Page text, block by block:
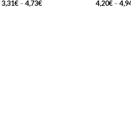
3,31€ –4,73€
4,20€ –